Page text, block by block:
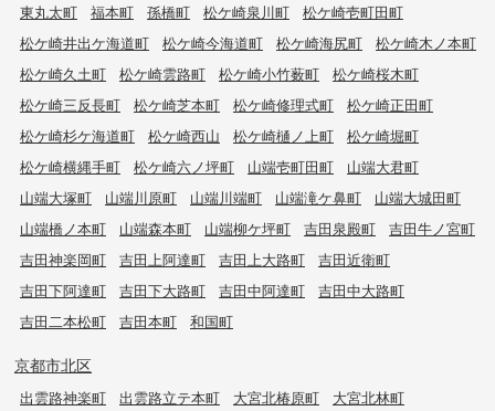
東丸太町
福本町 孫橋町 松ケ崎泉川町
松ケ崎壱町田町
松ケ崎井出ケ海道町
松ケ崎今海道町 松ケ崎海尻町
松ケ崎木ノ本町
松ケ崎久土町
松ケ崎雲路町 松ケ崎小竹薮町
松ケ崎桜木町
松ケ崎三反長町
松ケ崎芝本町 松ケ崎修理式町
松ケ崎正田町
松ケ崎杉ケ海道町
松ケ崎西山 松ケ崎樋ノ上町
松ケ崎堀町
松ケ崎横縄手町
松ケ崎六ノ坪町 山端壱町田町
山端大君町
山端大塚町
山端川原町 山端川端町 山端滝ケ鼻町
山端大城田町
山端橋ノ本町
山端森本町 山端柳ケ坪町 吉田泉殿町
吉田牛ノ宮町
吉田神楽岡町
吉田上阿達町 吉田上大路町
吉田近衛町
吉田下阿達町
吉田下大路町 吉田中阿達町
吉田中大路町
吉田二本松町
吉田本町 和国町
京都市北区
出雲路神楽町 出雲路立テ本町 大宮北椿原町
大宮北林町